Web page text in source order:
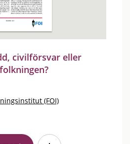
civilförsvar eller
(FOI)